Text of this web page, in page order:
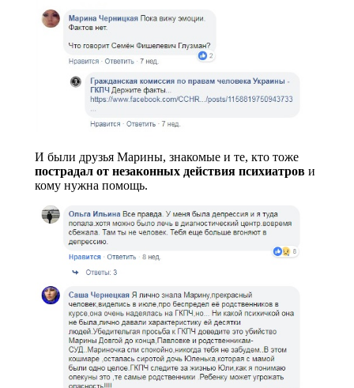
И были друзья Марины, знакомые и те, кто тоже
пострадал от незаконных действия психиатров и
кому нужна помощь.